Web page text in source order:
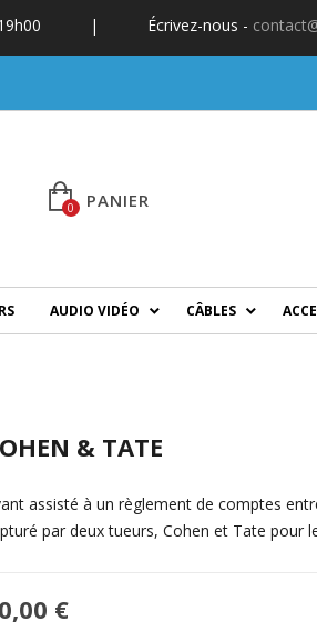
| Écrivez-nous -
PANIER
0
AUDIO VIDÉO CÂBLES
& TATE
assisté à un règlement de comptes
par deux tueurs, Cohen et Tate pour
€